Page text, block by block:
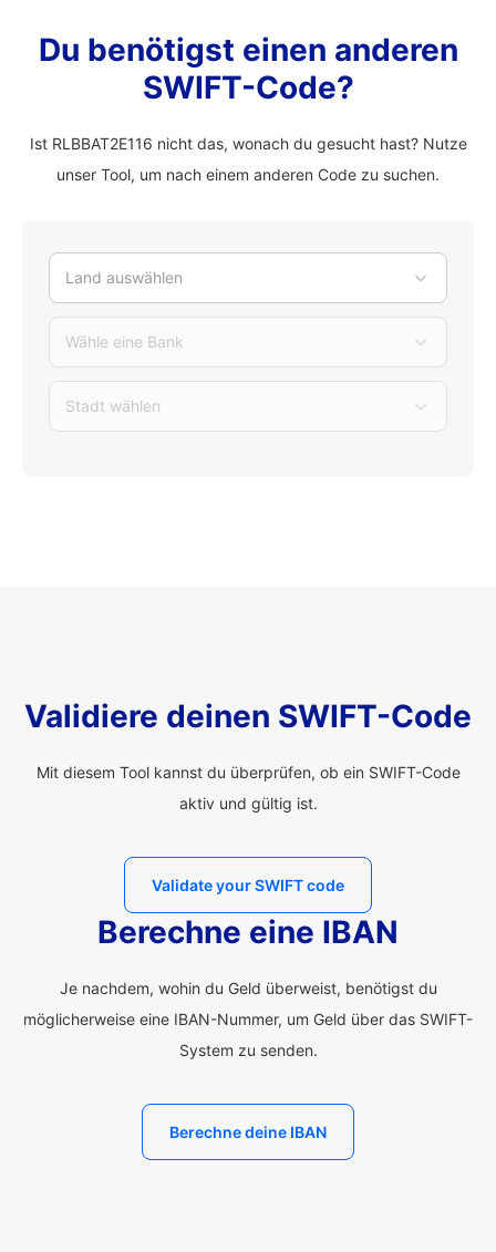
Du benötigst einen anderen
SWIFT-Code?
Ist RLBBAT2E116 nicht das, wonach du gesucht hast? Nutze
unser Tool, um nach einem anderen Code zu suchen.
Land auswählen
Wähle eine Bank
Stadt wählen
Validiere deinen SWIFT-Code
Mit diesem Tool kannst du überprüfen, ob ein SWIFT-Code
aktiv und gültig ist.
Validate your SWIFT code
Berechne eine IBAN
Je nachdem, wohin du Geld überweist, benötigst du
möglicherweise eine IBAN-Nummer, um Geld über das SWIFT-
System zu senden.
Berechne deine IBAN